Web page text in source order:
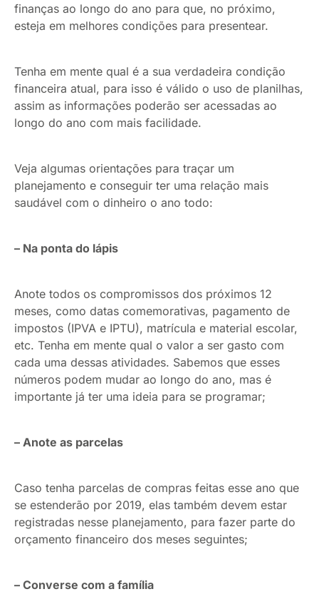
finanças ao longo do ano para que, no próximo,
esteja em melhores condições para presentear.
Tenha em mente qual é a sua verdadeira condição
financeira atual, para isso é válido o uso de planilhas,
assim as informações poderão ser acessadas ao
longo do ano com mais facilidade.
Veja algumas orientações para traçar um
planejamento e conseguir ter uma relação mais
saudável com o dinheiro o ano todo:
– Na ponta do lápis
Anote todos os compromissos dos próximos 12
meses, como datas comemorativas, pagamento de
impostos (IPVA e IPTU), matrícula e material escolar,
etc. Tenha em mente qual o valor a ser gasto com
cada uma dessas atividades. Sabemos que esses
números podem mudar ao longo do ano, mas é
importante já ter uma ideia para se programar;
– Anote as parcelas
Caso tenha parcelas de compras feitas esse ano que
se estenderão por 2019, elas também devem estar
registradas nesse planejamento, para fazer parte do
orçamento financeiro dos meses seguintes;
– Converse com a família